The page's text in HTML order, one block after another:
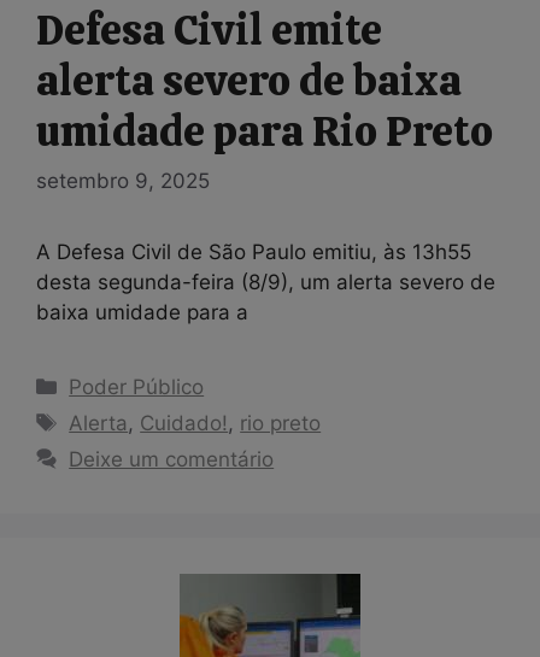
Defesa Civil emite
alerta severo de baixa
umidade para Rio Preto
setembro 9, 2025
A Defesa Civil de São Paulo emitiu, às 13h55
desta segunda-feira (8/9), um alerta severo de
baixa umidade para a
Categorias
Poder Público
Tags
Alerta , Cuidado! , rio preto
Deixe um comentário